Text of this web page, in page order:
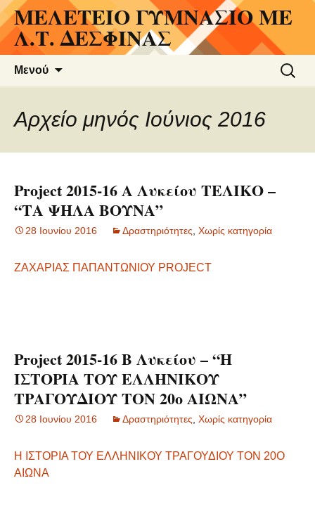
Μετάβαση
σε
περιεχόμενο
ΜΕΛΕΤΕΙΟ ΓΥΜΝΑΣΙΟ ΜΕ
Λ.Τ. ΔΕΣΦΙΝΑΣ
Μενού
για:
Αρχείο μηνός Ιούνιος 2016
Project 2015-16 A Λυκείου ΤΕΛΙΚΟ –
“ΤΑ ΨΗΛΑ ΒΟΥΝΑ”
28 Ιουνίου 2016 Δραστηριότητες Χωρίς κατηγορία
ΖΑΧΑΡΙΑΣ ΠΑΠΑΝΤΩΝΙΟΥ PROJECT
Project 2015-16 Β Λυκείου – “Η
ΙΣΤΟΡΙΑ ΤΟΥ ΕΛΛΗΝΙΚΟΥ
ΤΡΑΓΟΥΔΙΟΥ ΤΟΝ 20o ΑΙΩΝΑ”
28 Ιουνίου 2016 Δραστηριότητες Χωρίς κατηγορία
Η ΙΣΤΟΡΙΑ ΤΟΥ ΕΛΛΗΝΙΚΟΥ ΤΡΑΓΟΥΔΙΟΥ ΤΟΝ 20Ο
ΑΙΩΝΑ